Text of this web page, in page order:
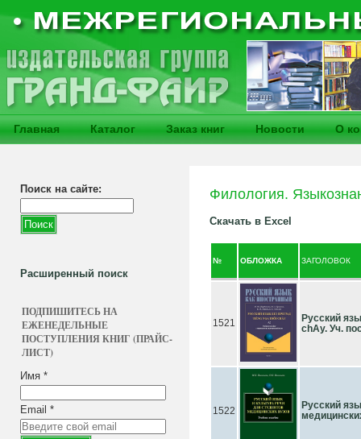
Главная Каталог Заказ книг Новости О
Поиск на сайте:
Расширенный поиск
ПОДПИШИТЕСЬ НА
ЕЖЕНЕДЕЛЬНЫЕ
ПОСТУПЛЕНИЯ КНИГ (ПРАЙС-
ЛИСТ)
Имя *
Email *
Филология.
Скачать в Excel
№ ОБЛОЖКА ЗАГОЛОВОК
1521
Русский
chAy. Уч.
1522
Русский